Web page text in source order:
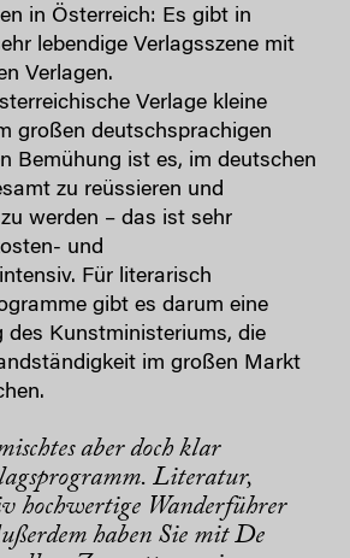
in Österreich: Es gibt in
lebendige Verlagsszene mit
Verlagen.
Verlage kleine
großen deutschsprachigen
Bemühung ist es, im deutschen
zu reüssieren und
werden – das ist sehr
und
Für literarisch
gibt es darum eine
des Kunstministeriums, die
im großen Markt
aber doch klar
Literatur,
hochwertige Wanderführer
haben Sie mit De